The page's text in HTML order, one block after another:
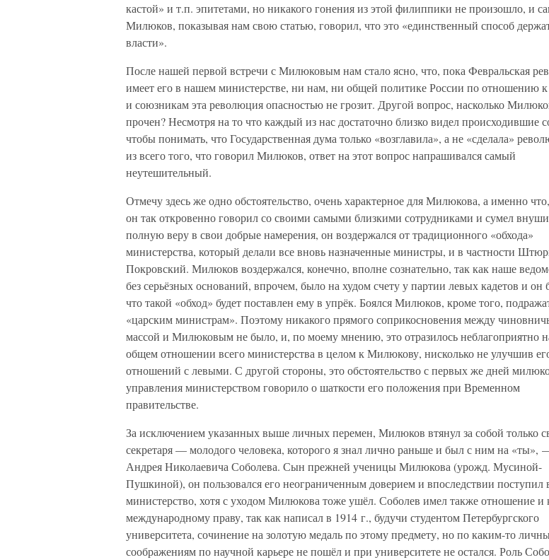
кастой» и т.п. эпитетами, но никакого гонения из этой филиппики не произошло, и
Милюков, показывая нам свою статью, говорил, что это «единственный способ
власти».
После нашей первой встречи с Милюковым нам стало ясно, что, пока Февральская
имеет его в нашем министерстве, ни нам, ни общей политике России по отношению
и союзникам эта революция опасностью не грозит. Другой вопрос, насколько
прочен? Несмотря на то что каждый из нас достаточно близко видел происходившие
чтобы понимать, что Государственная дума только «возглавила», а не «сделала»
из всего того, что говорил Милюков, ответ на этот вопрос напрашивался самый
неутешительный.
Отмечу здесь же одно обстоятельство, очень характерное для Милюкова, а именно
он так откровенно говорил со своими самыми близкими сотрудниками и сумел
полную веру в свои добрые намерения, он воздержался от традиционного «обхода»
министерства, который делали все вновь назначенные министры, и в частности
Покровский. Милюков воздержался, конечно, вполне сознательно, так как наше
без серьёзных оснований, впрочем, было на худом счету у партии левых кадетов и он
что такой «обход» будет поставлен ему в упрёк. Боялся Милюков, кроме того,
«царским министрам». Поэтому никакого прямого соприкосновения между
массой и Милюковым не было, и, по моему мнению, это отразилось неблагоприятно
общем отношении всего министерства в целом к Милюкову, нисколько не улучшив
отношений с левыми. С другой стороны, это обстоятельство с первых же дней
управления министерством говорило о шаткости его положения при Временном
правительстве.
За исключением указанных выше личных перемен, Милюков втянул за собой только
секретаря — молодого человека, которого я знал лично раньше и был с ним на «ты»,
Андрея Николаевича Соболева. Сын прежней ученицы Милюкова (урожд. Мусиной-
Пушкиной), он пользовался его неограниченным доверием и впоследствии поступил
министерство, хотя с уходом Милюкова тоже ушёл. Соболев имел также отношение и
международному праву, так как написал в 1914 г., будучи студентом Петербургского
университета, сочинение на золотую медаль по этому предмету, но по каким-то
соображениям по научной карьере не пошёл и при университете не остался. Роль